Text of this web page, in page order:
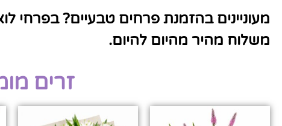
מעוניינים בהזמנת פרחים טבעיים? בפרחי
משלוח מהיר מהיום להיום.
זרים